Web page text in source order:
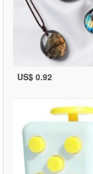
US$ 0.92